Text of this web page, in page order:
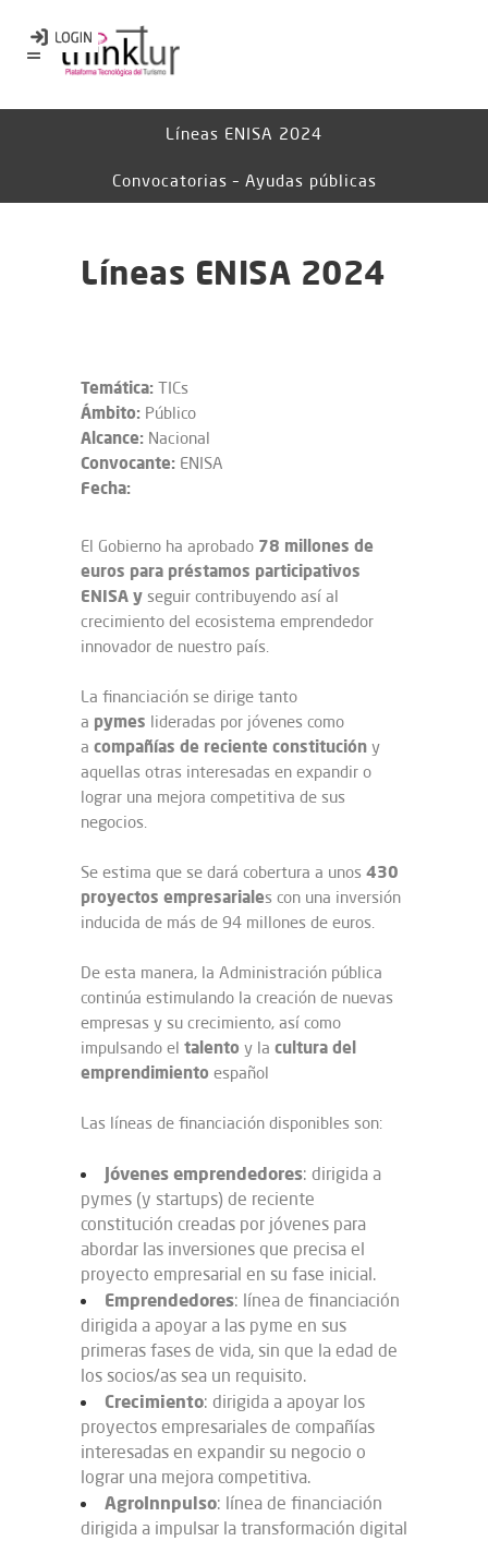
Líneas ENISA 2024
Convocatorias – Ayudas públicas
Líneas ENISA 2024
Temática: TICs
Ámbito: Público
Alcance: Nacional
Convocante: ENISA
Fecha:
El Gobierno ha aprobado 78 millones de
euros para préstamos participativos
ENISA y seguir contribuyendo así al
crecimiento del ecosistema emprendedor
innovador de nuestro país.
La financiación se dirige tanto
a pymes lideradas por jóvenes como
a compañías de reciente constitución y
aquellas otras interesadas en expandir o
lograr una mejora competitiva de sus
negocios.
Se estima que se dará cobertura a unos 430
proyectos empresariales con una inversión
inducida de más de 94 millones de euros.
De esta manera, la Administración pública
continúa estimulando la creación de nuevas
empresas y su crecimiento, así como
impulsando el talento y la cultura del
emprendimiento español
Las líneas de financiación disponibles son:
Jóvenes emprendedores: dirigida a
pymes (y startups) de reciente
constitución creadas por jóvenes para
abordar las inversiones que precisa el
proyecto empresarial en su fase inicial.
Emprendedores: línea de financiación
dirigida a apoyar a las pyme en sus
primeras fases de vida, sin que la edad de
los socios/as sea un requisito.
Crecimiento: dirigida a apoyar los
proyectos empresariales de compañías
interesadas en expandir su negocio o
lograr una mejora competitiva.
AgroInnpulso: línea de financiación
dirigida a impulsar la transformación digital